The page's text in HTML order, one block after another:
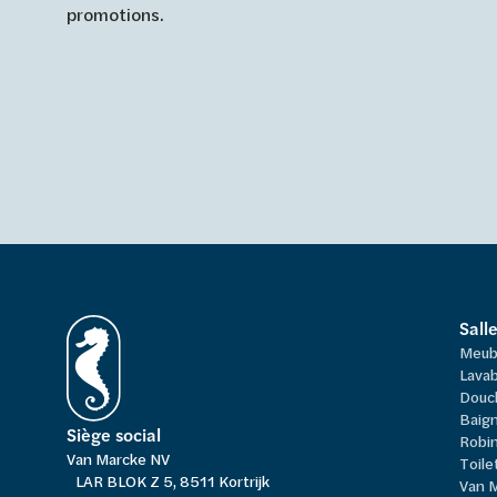
promotions.
Siège social
Van Marcke NV
LAR BLOK Z 5, 8511 Kortrijk
Van